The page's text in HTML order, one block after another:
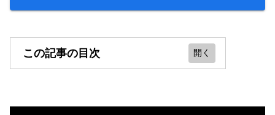
この記事の目次
を公開